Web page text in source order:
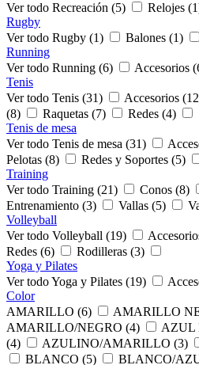
Ver todo Recreación (5)
Relojes
Rugby
Ver todo Rugby (1)
Balones (1)
Running
Ver todo Running (6)
Accesorios
Tenis
Ver todo Tenis (31)
Accesorios
(8)
Raquetas (7)
Redes (4)
Tenis de mesa
Ver todo Tenis de mesa (31)
Pelotas (8)
Redes y Soportes (5)
Training
Ver todo Training (21)
Conos (8)
Entrenamiento (3)
Vallas (5)
Volleyball
Ver todo Volleyball (19)
Redes (6)
Rodilleras (3)
Yoga y Pilates
Ver todo Yoga y Pilates (19)
Color
AMARILLO (6)
AMARILLO
AMARILLO/NEGRO (4)
AZUL
(4)
AZULINO/AMARILLO (3)
BLANCO (5)
BLANCO/